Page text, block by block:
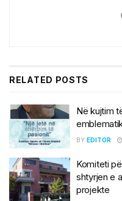
RELATED POSTS
Në kujtim
BY EDITOR
Komiteti
shtyrjen e
projekte